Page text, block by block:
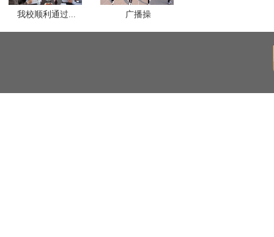
我校顺利通过... 广播操